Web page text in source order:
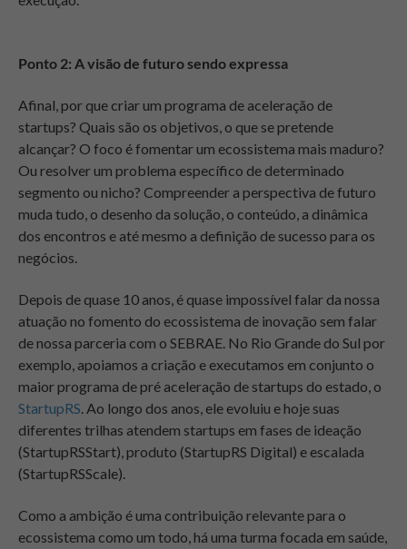
Ponto 2: A visão de futuro sendo expressa
Afinal, por que criar um programa de aceleração de
startups? Quais são os objetivos, o que se pretende
alcançar? O foco é fomentar um ecossistema mais maduro?
Ou resolver um problema específico de determinado
segmento ou nicho? Compreender a perspectiva de futuro
muda tudo, o desenho da solução, o conteúdo, a dinâmica
dos encontros e até mesmo a definição de sucesso para os
negócios.
Depois de quase 10 anos, é quase impossível falar da nossa
atuação no fomento do ecossistema de inovação sem falar
de nossa parceria com o SEBRAE. No Rio Grande do Sul por
exemplo, apoiamos a criação e executamos em conjunto o
maior programa de pré aceleração de startups do estado, o
StartupRS. Ao longo dos anos, ele evoluiu e hoje suas
diferentes trilhas atendem startups em fases de ideação
(StartupRSStart), produto (StartupRS Digital) e escalada
(StartupRSScale).
Como a ambição é uma contribuição relevante para o
ecossistema como um todo, há uma turma focada em saúde,